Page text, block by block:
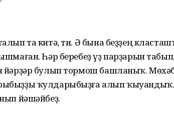
та китә, ти. Ә бына беҙҙең
Һәр беребеҙ үҙ парҙарын
йәрҙәр булып тормош башланыҡ.
ҡулдарыбыҙға алып ҡыуандыҡ.
йәшәйбеҙ.